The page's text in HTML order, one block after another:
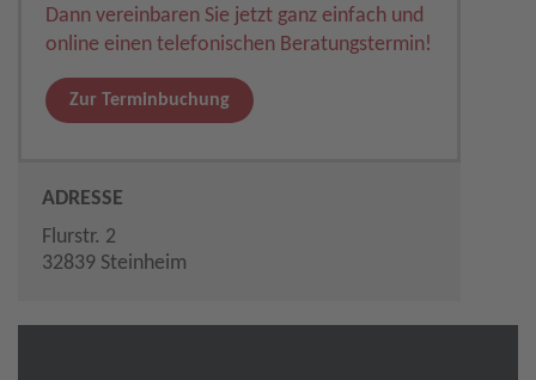
Dann vereinbaren Sie jetzt ganz einfach und
online einen telefonischen Beratungstermin!
Zur Terminbuchung
ADRESSE
Flurstr. 2
32839 Steinheim